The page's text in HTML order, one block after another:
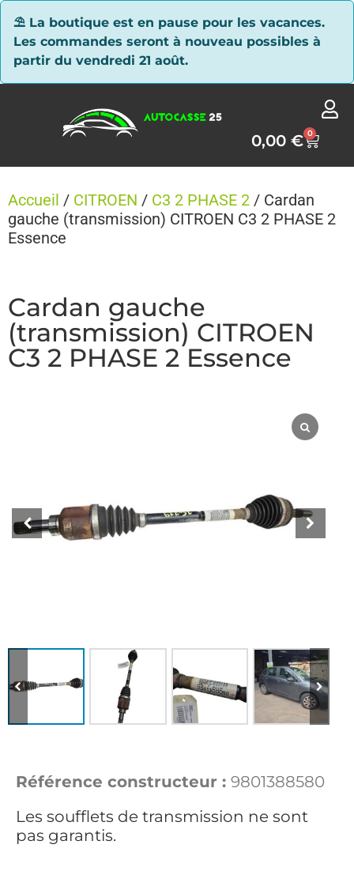
⛱ La boutique est en pause pour les vacances.
Les commandes seront à nouveau possibles à
partir du vendredi 21 août.
0,00€ 0
Accueil / CITROEN / C3 2 PHASE 2 / Cardan
gauche (transmission) CITROEN C3 2 PHASE 2
Essence
Cardan gauche
(transmission) CITROEN
C3 2 PHASE 2 Essence
Référence constructeur : 9801388580
Les soufflets de transmission ne sont
pas garantis.
Panneau de gestion des cookies